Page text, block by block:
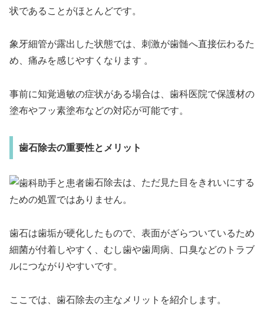
状であることがほとんどです。
象牙細管が露出した状態では、刺激が歯髄へ直接伝わるた
め、痛みを感じやすくなります 。
事前に知覚過敏の症状がある場合は、歯科医院で保護材の
塗布やフッ素塗布などの対応が可能です。
歯石除去の重要性とメリット
歯石除去は、ただ見た目をきれいにする
ための処置ではありません。
歯石は歯垢が硬化したもので、表面がざらついているため
細菌が付着しやすく、むし歯や歯周病、口臭などのトラブ
ルにつながりやすいです。
ここでは、歯石除去の主なメリットを紹介します。